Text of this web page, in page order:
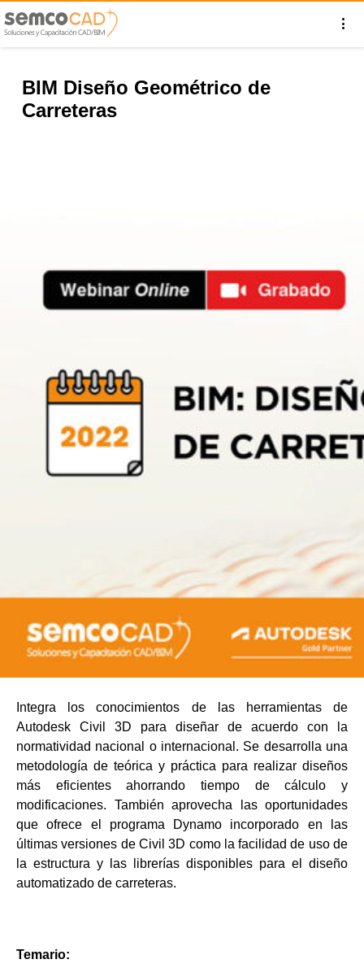
BIM Diseño Geométrico de
Carreteras
Integra los conocimientos de las herramientas de
Autodesk Civil 3D para diseñar de acuerdo con la
normatividad nacional o internacional. Se desarrolla una
metodología de teórica y práctica para realizar diseños
más eficientes ahorrando tiempo de cálculo y
modificaciones. También aprovecha las oportunidades
que ofrece el programa Dynamo incorporado en las
últimas versiones de Civil 3D como la facilidad de uso de
la estructura y las librerías disponibles para el diseño
automatizado de carreteras.
Temario: